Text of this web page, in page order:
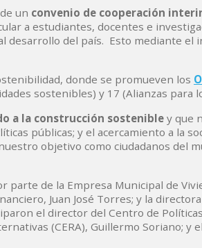
un convenio de cooperación
a estudiantes, docentes e
desarrollo del país. Esto mediante el
donde se promueven los
sostenibles) y 17 (Alianzas para
a la construcción sostenible y que
públicas; y el acercamiento a la
objetivo como ciudadanos del
de la Empresa Municipal de
Juan José Torres; y la
el director del Centro de
(CERA), Guillermo Soriano; y